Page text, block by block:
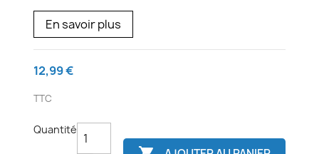
En savoir plus
12,99 €
TTC
Quantité